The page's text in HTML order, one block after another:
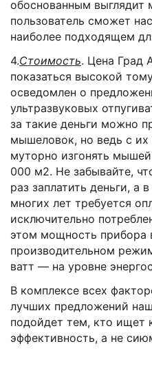
обоснованным выглядит
пользователь сможет
наиболее подходящем
4.Стоимость. Цена Град
показаться высокой
осведомлен о
ультразвуковых
за такие деньги можно
мышеловок, но ведь с
муторно изгонять
000 м2. Не забывайте,
раз заплатить деньги, а
многих лет требуется
исключительно
этом мощность прибора
производительном
ватт — на уровне
В комплексе всех
лучших предложений
подойдет тем, кто ищет
эффективность, а не